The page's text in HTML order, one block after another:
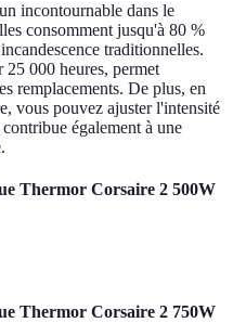
incontournable dans le
consomment jusqu'à 80 %
traditionnelles.
25 000 heures, permet
remplacements. De plus, en
vous pouvez ajuster l'intensité
également à une
Thermor Corsaire 2 500W
Thermor Corsaire 2 750W